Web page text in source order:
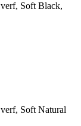
Soft Black,
Soft Natural